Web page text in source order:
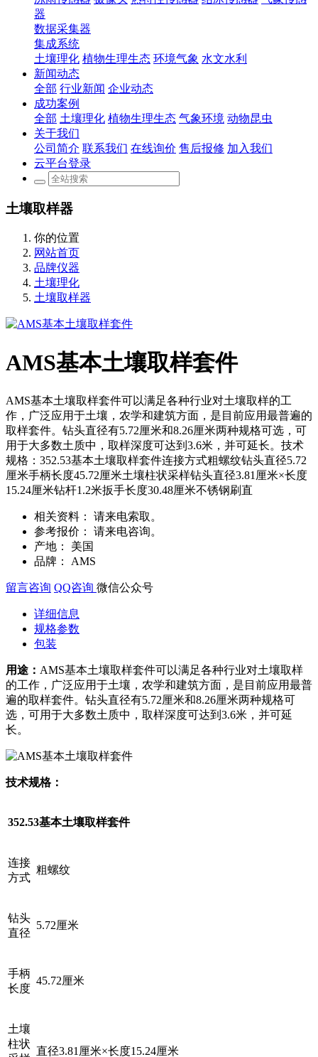
器
数据采集器
集成系统
土壤理化 植物生理生态 环境气象 水文水利
新闻动态
全部 行业新闻 企业动态
成功案例
全部 土壤理化 植物生理生态 气象环境 动物昆虫
关于我们
公司简介 联系我们 在线询价 售后报修 加入我们
云平台登录
土壤取样器
你的位置
网站首页
品牌仪器
土壤理化
土壤取样器
AMS基本土壤取样套件
AMS基本土壤取样套件可以满足各种行业对土壤取样的工
作，广泛应用于土壤，农学和建筑方面，是目前应用最普遍的
取样套件。钻头直径有5.72厘米和8.26厘米两种规格可选，可
用于大多数土质中，取样深度可达到3.6米，并可延长。技术
规格：352.53基本土壤取样套件连接方式粗螺纹钻头直径5.72
厘米手柄长度45.72厘米土壤柱状采样钻头直径3.81厘米×长度
15.24厘米钻杆1.2米扳手长度30.48厘米不锈钢刷直
相关资料：
请来电索取。
参考报价：
请来电咨询。
产地：
美国
品牌：
AMS
留言咨询 QQ咨询 微信公众号
详细信息
规格参数
包装
用途： AMS基本土壤取样套件可以满足各种行业对土壤取样
的工作，广泛应用于土壤，农学和建筑方面，是目前应用最普
遍的取样套件。钻头直径有5.72厘米和8.26厘米两种规格可
选，可用于大多数土质中，取样深度可达到3.6米，并可延
长。
技术规格：
352.53基本土壤取样套件
连接
方式
粗螺纹
钻头
直径
5.72厘米
手柄
长度
45.72厘米
土壤
柱状
直径3.81厘米×长度15.24厘米